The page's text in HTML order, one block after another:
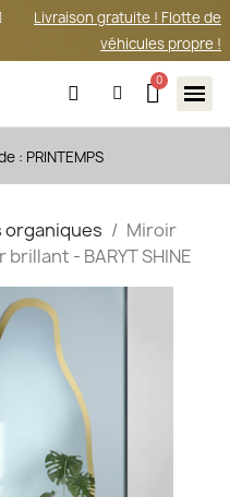
Livraison gratuite ! Flotte de
véhicules propre !
: PRINTEMPS
organiques
Miroir
- BARYT SHINE